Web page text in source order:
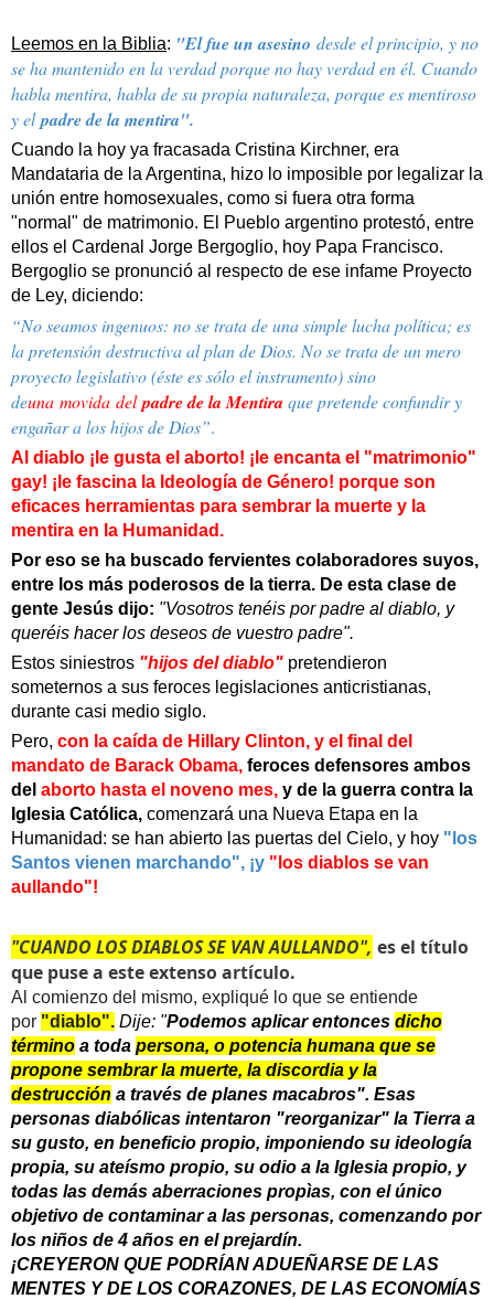
Leemos en la Biblia: "El fue un asesino desde el principio, y no
se ha mantenido en la verdad porque no hay verdad en él. Cuando
habla mentira, habla de su propia naturaleza, porque es mentiroso
y elpadre de la mentira".
Cuando la hoy ya fracasada Cristina Kirchner, era
Mandataria de la Argentina, hizo lo imposible por legalizar la
unión entre homosexuales, como si fuera otra forma
"normal" de matrimonio. El Pueblo argentino protestó, entre
ellos el Cardenal Jorge Bergoglio, hoy Papa Francisco.
Bergoglio se pronunció al respecto de ese infame Proyecto
de Ley, diciendo:
“No seamos ingenuos: no se trata de una simple lucha política; es
la pretensión destructiva al plan de Dios. No se trata de un mero
proyecto legislativo (éste es sólo el instrumento) sino
deuna movida delpadre de la Mentira que pretende confundir y
engañar a los hijos de Dios”.
Al diablo ¡le gusta el aborto! ¡le encanta el "matrimonio"
gay! ¡le fascina la Ideología de Género! porque son
eficaces herramientas para sembrar la muerte y la
mentira en la Humanidad.
Por eso se ha buscado fervientes colaboradores suyos,
entre los más poderosos de la tierra. De esta clase de
gente Jesús dijo: "Vosotros tenéis por padre al diablo, y
queréis hacer los deseos de vuestro padre".
Estos siniestros "hijos del diablo" pretendieron
someternos a sus feroces legislaciones anticristianas,
durante casi medio siglo.
Pero, con la caída de Hillary Clinton, y el final del
mandato de Barack Obama, feroces defensores ambos
del aborto hasta el noveno mes, y de la guerra contra la
Iglesia Católica, comenzará una Nueva Etapa en la
Humanidad: se han abierto las puertas del Cielo, y hoy " los
Santos vienen marchando", ¡y "los diablos se van
aullando"!
"CUANDO LOS DIABLOS SE VAN AULLANDO", es el título
que puse a este extenso artículo.
Al comienzo del mismo, expliqué lo que se entiende
por "diablo". Dije: "Podemos aplicar entonces dicho
término a toda persona, o potencia humana que se
propone sembrar la muerte, la discordia y la
destrucción a través de planes macabros". Esas
personas diabólicas intentaron "reorganizar" la Tierra a
su gusto, en beneficio propio, imponiendo su ideología
propia, su ateísmo propio, su odio a la Iglesia propio, y
todas las demás aberraciones propìas, con el único
objetivo de contaminar a las personas, comenzando por
los niños de 4 años en el prejardín.
¡CREYERON QUE PODRÍAN ADUEÑARSE DE LAS
MENTES Y DE LOS CORAZONES, DE LAS ECONOMÍAS